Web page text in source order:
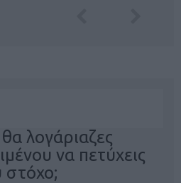
λογάριαζες
να πετύχεις
στόχο;